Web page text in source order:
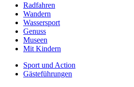
Radfahren
Wandern
Wassersport
Genuss
Museen
Mit Kindern
Sport und Action
Gästeführungen